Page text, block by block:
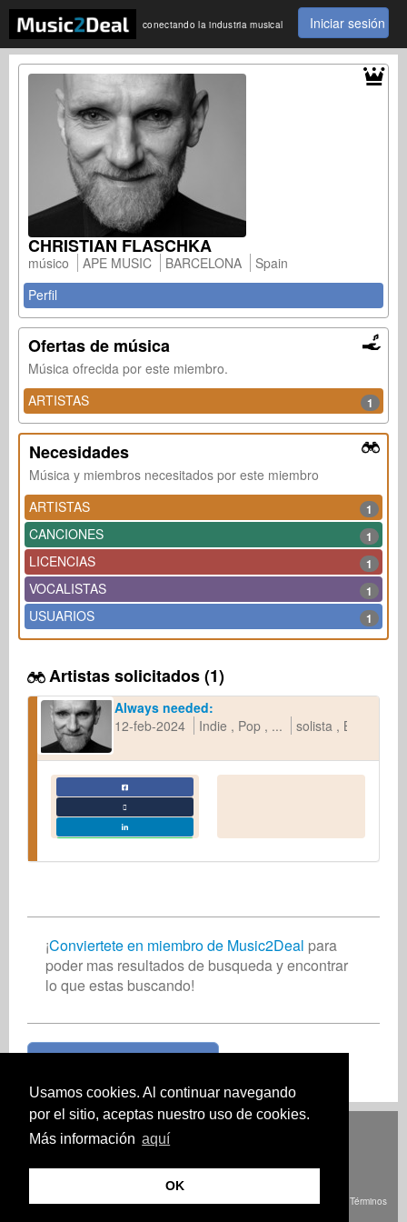
Usamos cookies. Al continuar navegando
por el sitio, aceptas nuestro uso de cookies.
Más información aquí
OK
conectando la industria musical Iniciar sesión
CHRISTIAN FLASCHKA
músico APE MUSIC BARCELONA
Spain
Perfil
Ofertas de música
Música ofrecida por este miembro.
ARTISTAS
1
Necesidades
Música y miembros necesitados por este miembro
ARTISTAS
1
CANCIONES 1
LICENCIAS 1
VOCALISTAS 1
USUARIOS 1
Artistas solicitados (1)
Always needed:
12-feb-2024
Indie Pop ... solista Band
¡Conviertete en miembro de Music2Deal para
poder mas resultados de busqueda y encontrar
lo que estas buscando!
Português Türkçe 中文(简体) Magyar
© Derechos de autor Music2Deal 2026. Todos los derechos reservados.
Términos